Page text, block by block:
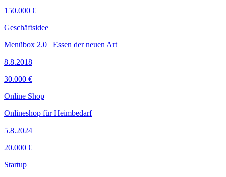
150.000 €
Geschäftsidee
Menübox 2.0_ Essen der neuen Art
8.8.2018
30.000 €
Online Shop
Onlineshop für Heimbedarf
5.8.2024
20.000 €
Startup